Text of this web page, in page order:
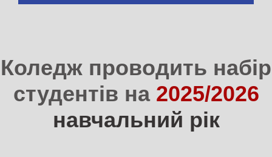
Коледж проводить набір
студентів на 2025/2026
навчальний рік